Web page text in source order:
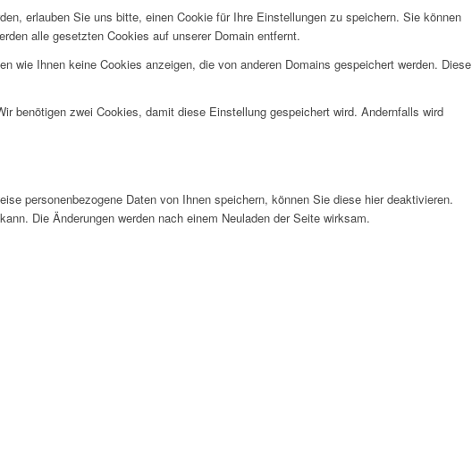
erlauben Sie uns bitte, einen Cookie für Ihre Einstellungen zu speichern. Sie können
alle gesetzten Cookies auf unserer Domain entfernt.
wie Ihnen keine Cookies anzeigen, die von anderen Domains gespeichert werden. Diese
benötigen zwei Cookies, damit diese Einstellung gespeichert wird. Andernfalls wird
personenbezogene Daten von Ihnen speichern, können Sie diese hier deaktivieren.
Die Änderungen werden nach einem Neuladen der Seite wirksam.